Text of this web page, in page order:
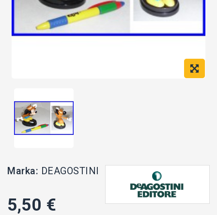
Marka: DEAGOSTINI
5,50 €